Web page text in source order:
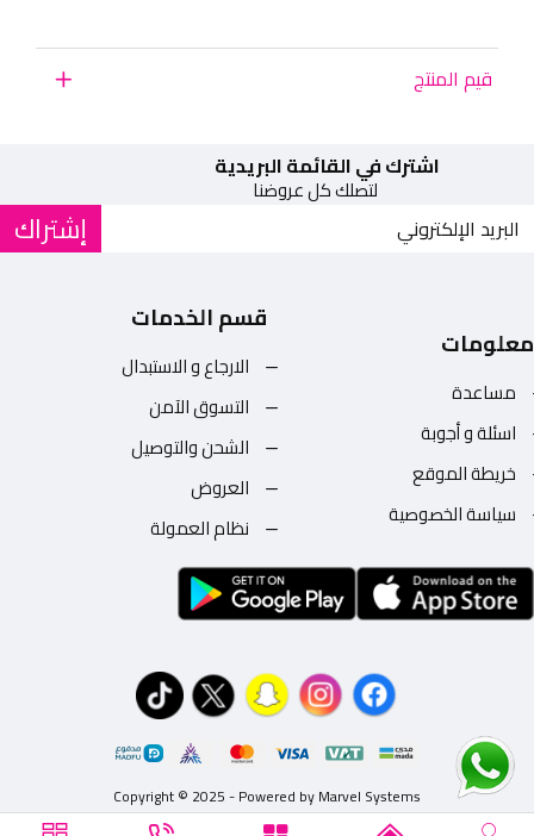
قيم المنتج
اشترك في القائمة البريدية
لتصلك كل عروضنا
إشتراك
معلومات
مساعدة
اسئلة و أجوبة
خريطة الموقع
سياسة الخصوصية
قسم الخدمات
الارجاع و الاستبدال
التسوق الآمن
الشحن والتوصيل
العروض
نظام العمولة
Copyright © 2025 - Powered by Marvel Systems